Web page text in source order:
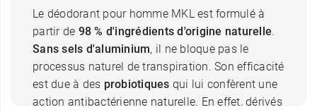
Le déodorant pour homme MKL est formulé à
partir de 98 % d'ingrédients d'origine naturelle.
Sans sels d'aluminium, il ne bloque pas le
processus naturel de transpiration. Son efficacité
est due à des probiotiques qui lui confèrent une
action antibactérienne naturelle. En effet, dérivés